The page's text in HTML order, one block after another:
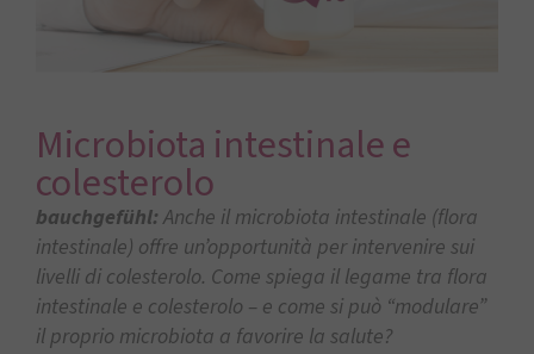
Microbiota intestinale e
colesterolo
bauchgefühl:Anche il microbiota intestinale (flora
intestinale) offre un’opportunità per intervenire sui
livelli di colesterolo. Come spiega il legame tra flora
intestinale e colesterolo – e come si può “modulare”
il proprio microbiota a favorire la salute?